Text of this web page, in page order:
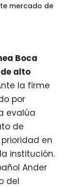
mercado de
Boca
alto
la firme
por
evalúa
de
en
institución.
Ander
del